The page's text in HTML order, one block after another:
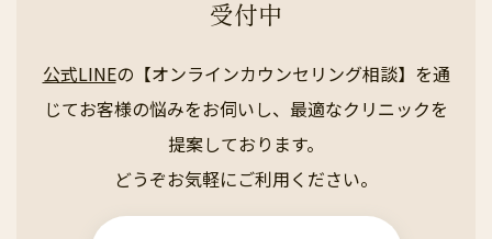
受付中
公式LINEの【オンラインカウンセリング相談】を通
じてお客様の悩みをお伺いし、最適なクリニックを
提案しております。
どうぞお気軽にご利用ください。